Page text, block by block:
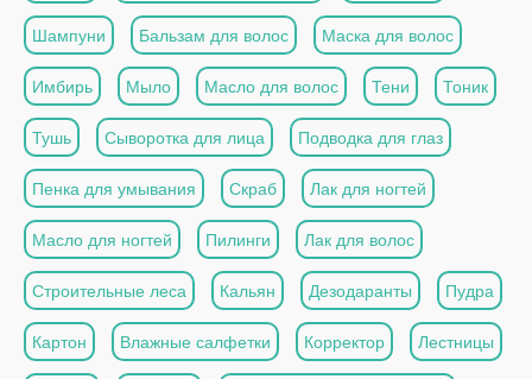
Шампуни Бальзам для волос Маска для волос
Имбирь Мыло Масло для волос Тени Тоник
Тушь Сыворотка для лица Подводка для глаз
Пенка для умывания Скраб Лак для ногтей
Масло для ногтей Пилинги Лак для волос
Строительные леса Кальян Дезодаранты Пудра
Картон Влажные салфетки Корректор Лестницы